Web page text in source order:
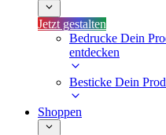
Jetzt gestalten
Bedrucke Dein
entdecken
Besticke Dein
Shoppen